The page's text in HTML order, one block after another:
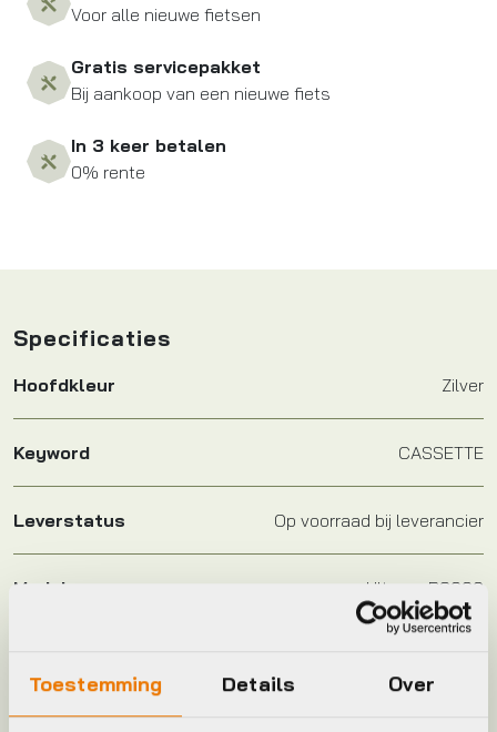
Toestemming Details Over
Voor alle nieuwe fietsen
Gratis servicepakket
Bij aankoop van een nieuwe fiets
In 3 keer betalen
0% rente
Specificaties
Hoofdkleur Zilver
Keyword CASSETTE
Leverstatus Op voorraad bij leverancier
Model Ultegra R8000
Jaar